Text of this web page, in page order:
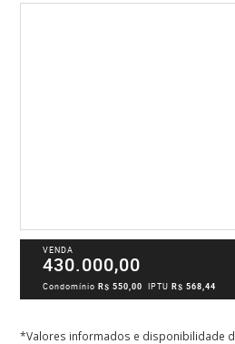
VENDA
430.000,00
CondomínioR$ 550,00 IPTUR$ 568,44
*Valores informados e disponibilidade